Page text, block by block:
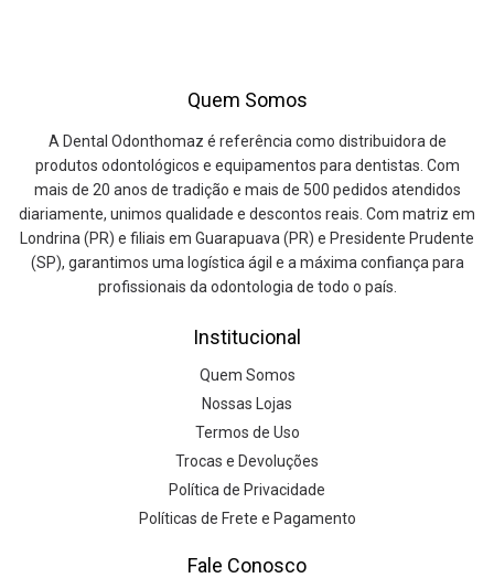
Quem Somos
A Dental Odonthomaz é referência como distribuidora de
produtos odontológicos e equipamentos para dentistas. Com
mais de 20 anos de tradição e mais de 500 pedidos atendidos
diariamente, unimos qualidade e descontos reais. Com matriz em
Londrina (PR) e filiais em Guarapuava (PR) e Presidente Prudente
(SP), garantimos uma logística ágil e a máxima confiança para
profissionais da odontologia de todo o país.
Institucional
Quem Somos
Nossas Lojas
Termos de Uso
Trocas e Devoluções
Política de Privacidade
Políticas de Frete e Pagamento
Fale Conosco